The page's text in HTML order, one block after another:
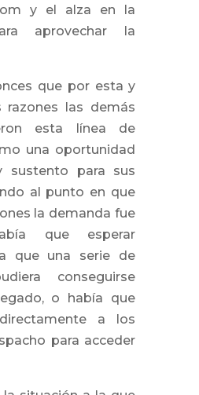
y el alza en la
aprovechar la
que por esta y
razones las demás
esta línea de
una oportunidad
sustento para sus
al punto en que
la demanda fue
que esperar
que una serie de
conseguirse
o había que
a los
para acceder